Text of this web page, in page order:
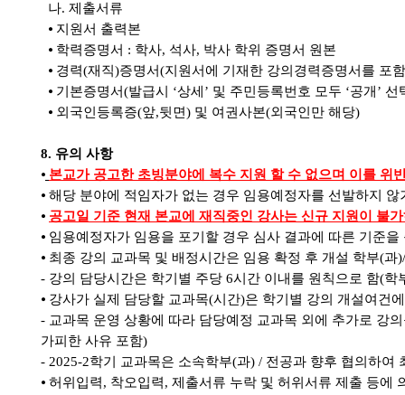
나. 제출서류
⦁ 지원서 출력본
⦁ 학력증명서 : 학사, 석사, 박사 학위 증명서 원본
⦁ 경력(재직)증명서(지원서에 기재한 강의경력증명서를 포
⦁ 기본증명서(발급시 ‘상세 ’ 및 주민등록번호 모두 ‘공개 ’ 선
⦁ 외국인등록증(앞,뒷면) 및 여권사본(외국인만 해당)
8. 유의 사항
⦁ 본교가 공고한 초빙분야에 복수 지원 할 수 없으며 이를 위
⦁ 해당 분야에 적임자가 없는 경우 임용예정자를 선발하지
⦁ 공고일 기준 현재 본교에 재직중인 강사는 신규 지원이 불
⦁ 임용예정자가 임용을 포기할 경우 심사 결과에 따른 기준
⦁ 최종 강의 교과목 및 배정시간은 임용 확정 후 개설 학부(과)/
- 강의 담당시간은 학기별 주당 6시간 이내를 원칙으로 함(학
⦁ 강사가 실제 담당할 교과목(시간)은 학기별 강의 개설여건
- 교과목 운영 상황에 따라 담당예정 교과목 외에 추가로 강
가피한 사유 포함)
- 2025-2학기 교과목은 소속학부(과) / 전공과 향후 협의하여
⦁ 허위입력, 착오입력, 제출서류 누락 및 허위서류 제출 등에